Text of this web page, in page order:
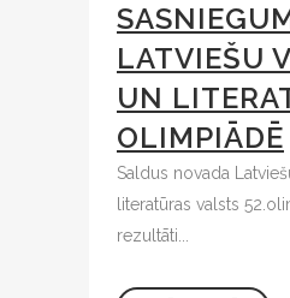
LATVIEŠU
UN
OLIMPIĀDĒ
Saldus novada
literatūras valsts
rezultāti...